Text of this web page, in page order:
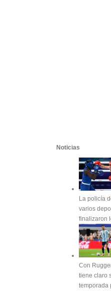
Noticias
La policía
varios
finalizaron
Con
tiene claro
temporada